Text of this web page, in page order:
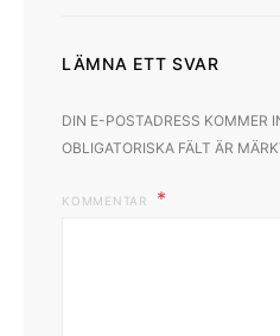
LÄMNA ETT SVAR
DIN E-POSTADRESS KOMMER
OBLIGATORISKA FÄLT ÄR
KOMMENTAR